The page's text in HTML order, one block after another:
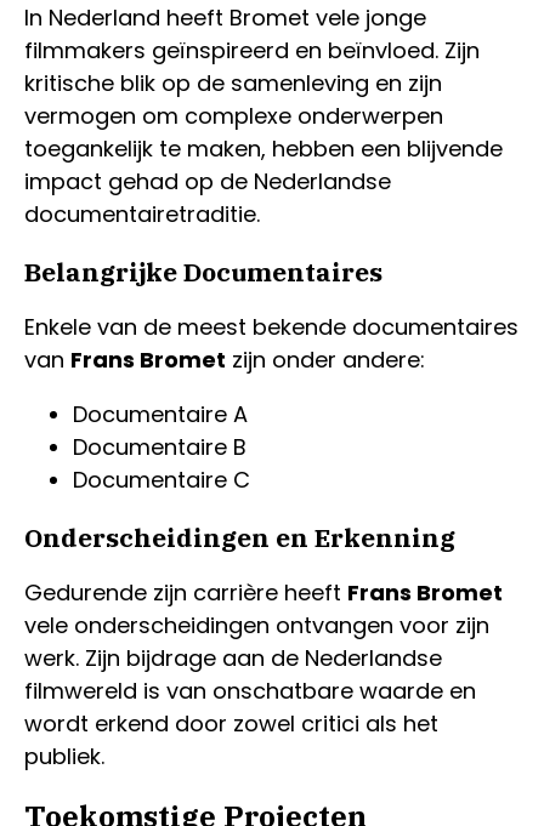
In Nederland heeft Bromet vele jonge
filmmakers geïnspireerd en beïnvloed. Zijn
kritische blik op de samenleving en zijn
vermogen om complexe onderwerpen
toegankelijk te maken, hebben een blijvende
impact gehad op de Nederlandse
documentairetraditie.
Belangrijke Documentaires
Enkele van de meest bekende documentaires
van Frans Bromet zijn onder andere:
Documentaire A
Documentaire B
Documentaire C
Onderscheidingen en Erkenning
Gedurende zijn carrière heeft Frans Bromet
vele onderscheidingen ontvangen voor zijn
werk. Zijn bijdrage aan de Nederlandse
filmwereld is van onschatbare waarde en
wordt erkend door zowel critici als het
publiek.
Toekomstige Projecten